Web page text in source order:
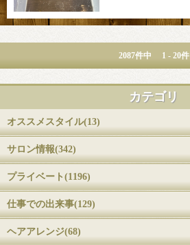
2087件中 1 - 20件
カテゴリ
オススメスタイル(13)
サロン情報(342)
プライベート(1196)
仕事での出来事(129)
ヘアアレンジ(68)